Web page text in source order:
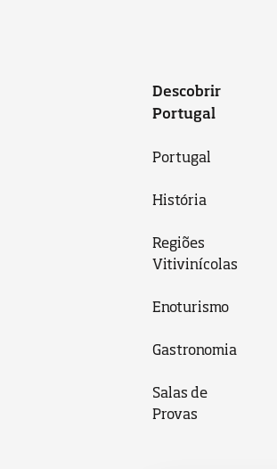
Descobrir
Portugal
Portugal
História
Regiões
Vitivinícolas
Enoturismo
Gastronomia
Salas de
Provas